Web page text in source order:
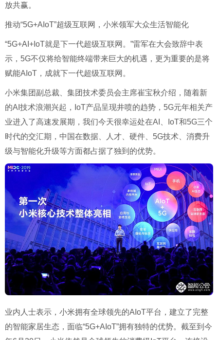
放共赢。
推动“5G+AIoT”超级互联网，小米领军大众生活智能化
“5G+AI+IoT就是下一代超级互联网。”雷军在大会致辞中表
示，5G不仅将给智能终端带来巨大的机遇，更为重要的是将
赋能AIoT，成就下一代超级互联网。
小米集团副总裁、集团技术委员会主席崔宝秋介绍，随着新
的AI技术浪潮兴起，IoT产品呈现井喷的趋势，5G元年相关产
业进入了高速发展期，我们今天很幸运处在AI、IoT和5G三个
时代的交汇期，中国在数据、人才、硬件、5G技术、消费升
级与智能化升级等方面都占据了独到的优势。
业内人士表示，小米拥有全球领先的AIoT平台，建立了完整
的智能家居生态，面临“5G+AIoT”拥有独特的优势。截至到今